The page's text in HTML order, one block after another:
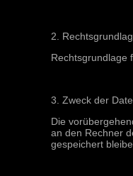
2.
Rechtsgrundlage
3. Zweck der
Die
an den Rechner
gespeichert